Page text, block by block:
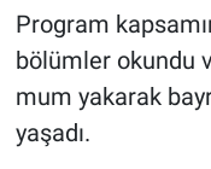
Program
bölümler okundu
mum yakarak
yaşadı.